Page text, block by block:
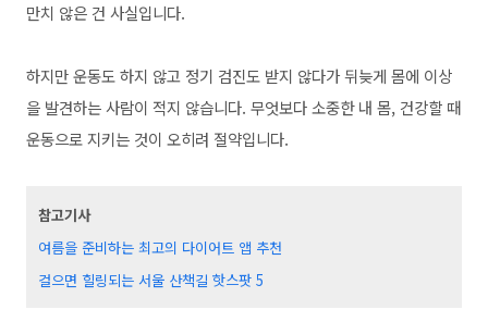
만치 않은 건 사실입니다.
하지만 운동도 하지 않고 정기 검진도 받지 않다가 뒤늦게 몸에 이상
을 발견하는 사람이 적지 않습니다. 무엇보다 소중한 내 몸, 건강할 때
운동으로 지키는 것이 오히려 절약입니다.
참고기사
여름을 준비하는 최고의 다이어트 앱 추천
걸으면 힐링되는 서울 산책길 핫스팟 5